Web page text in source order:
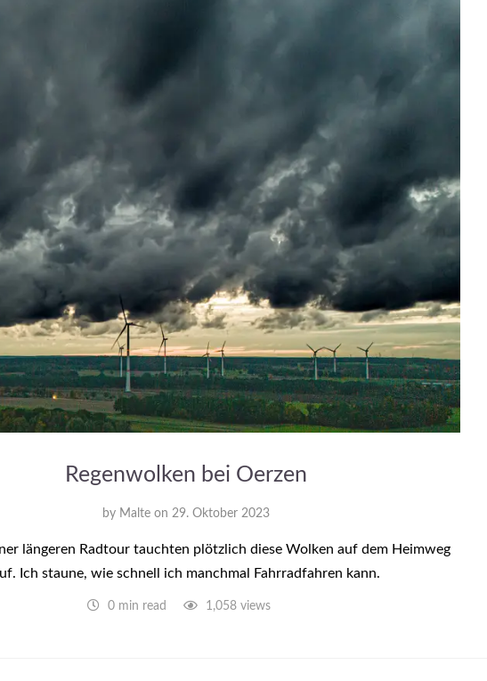
Regenwolken bei Oerzen
by Malte on 29. Oktober 2023
längeren Radtour tauchten plötzlich diese Wolken auf dem Heimweg
Ich staune, wie schnell ich manchmal Fahrradfahren kann.
0 min read 1,058 views